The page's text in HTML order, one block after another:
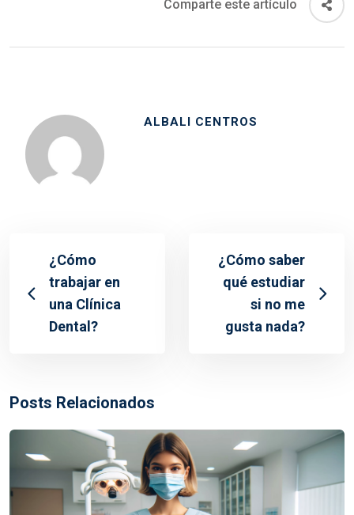
Comparte este artículo
ALBALI CENTROS
¿Cómo
trabajar en
una Clínica
Dental?
¿Cómo saber
qué estudiar
si no me
gusta nada?
Posts Relacionados